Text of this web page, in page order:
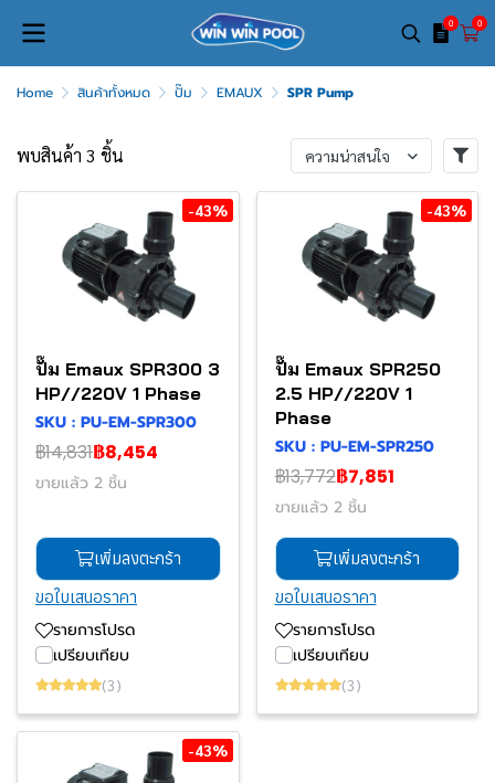
0 0
Home สินค้าทั้งหมด ปั๊ม EMAUX SPR Pump
พบสินค้า 3 ชิ้น ความน่าสนใจ
-43%
ปั๊ม Emaux SPR300 3
HP//220V 1 Phase
SKU : PU-EM-SPR300
฿14,831฿8,454
ขายแล้ว 2 ชิ้น
เพิ่มลงตะกร้า
ขอใบเสนอราคา
รายการโปรด
เปรียบเทียบ
(3)
-43%
ปั๊ม Emaux SPR250
2.5 HP//220V 1
Phase
SKU : PU-EM-SPR250
฿13,772฿7,851
ขายแล้ว 2 ชิ้น
เพิ่มลงตะกร้า
ขอใบเสนอราคา
รายการโปรด
เปรียบเทียบ
(3)
-43%